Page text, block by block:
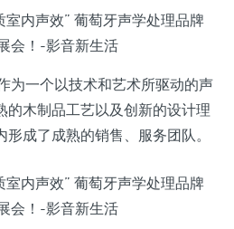
为一个以技术和艺术所驱动的声
的木制品工艺以及创新的设计理
成了成熟的销售、服务团队。